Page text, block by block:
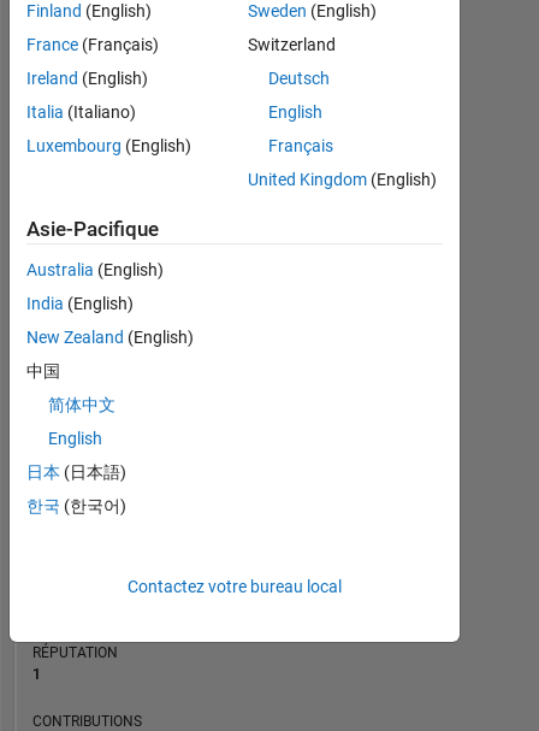
Statistiques
CONTRIBUTIONS L
-2
-1
1
2
3
RANG
24
RÉPUTATION
1
CONTRIBUTIONS
Finland (English)
France (Français)
Ireland (English)
Italia (Italiano)
Luxembourg (English)
Sweden (English)
Switzerland
Deutsch
English
Français
United Kingdom(English)
Asie-Pacifique
Australia (English)
India (English)
New Zealand (English)
中国
简体中文
English
日本 (日本語)
한국 (한국어)
Contactez votre bureau local